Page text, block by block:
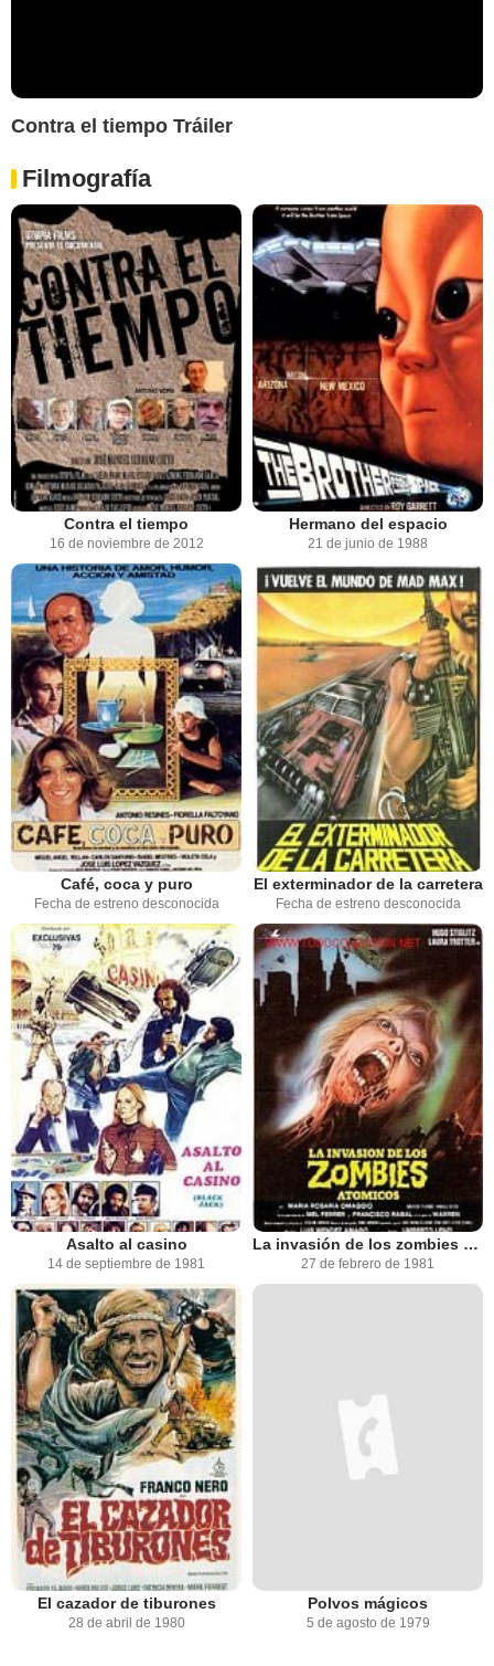
Contra el tiempo Tráiler
Filmografía
Contra el tiempo
16 de noviembre de 2012
Hermano del espacio
21 de junio de 1988
Café, coca y puro
Fecha de estreno desconocida
El exterminador de la carretera
Fecha de estreno desconocida
Asalto al casino
14 de septiembre de 1981
La invasión de los zombies atómicos
27 de febrero de 1981
El cazador de tiburones
28 de abril de 1980
Polvos mágicos
5 de agosto de 1979